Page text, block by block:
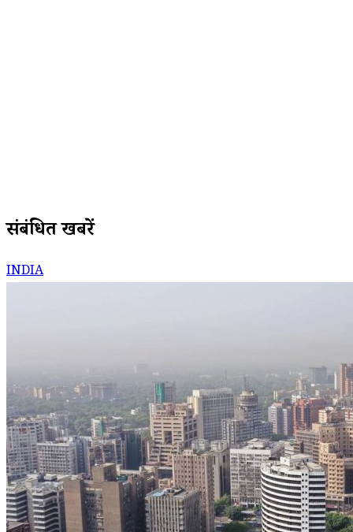
संबंधित खबरें
INDIA